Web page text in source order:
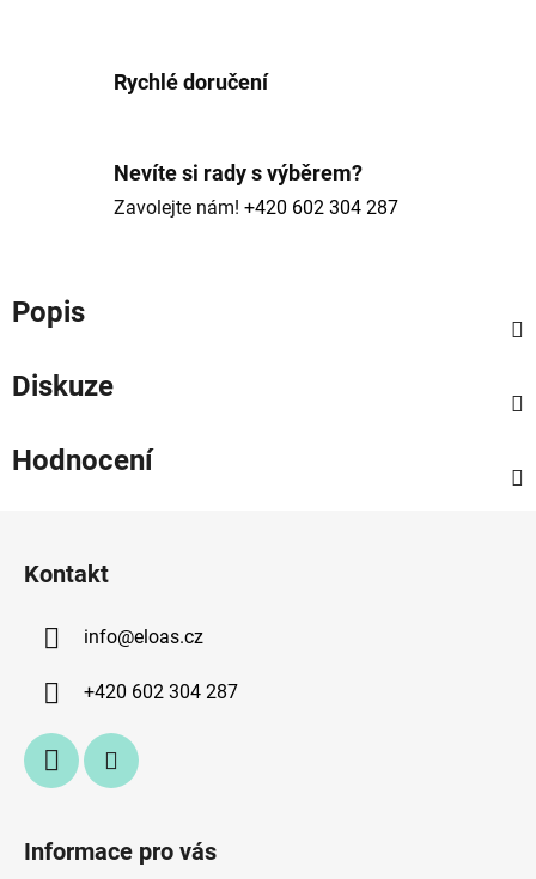
Rychlé doručení
Nevíte si rady s výběrem?
Zavolejte nám! +420 602 304 287
Popis
Diskuze
Hodnocení
Kontakt
info@eloas.cz
+420 602 304 287
Informace pro vás